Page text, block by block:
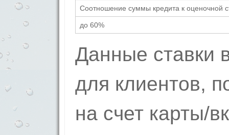
Соотношение суммы кредита к оценочной
до 60%
Данные ставки
для клиентов,
на счет карты/